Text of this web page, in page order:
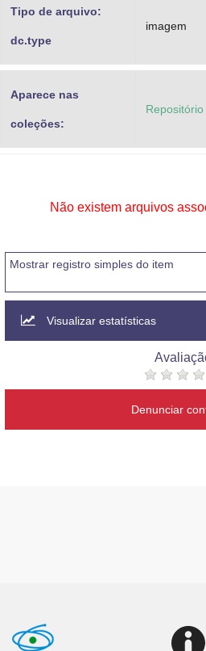
Tipo de arquivo:
dc.type
imagem
Aparece nas
coleções:
Não existem arquivos
Mostrar registro simples do item
Visualizar estatísticas
Denunciar